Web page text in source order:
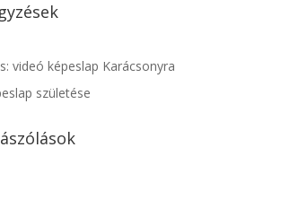
videó képeslap Karácsonyra
születése